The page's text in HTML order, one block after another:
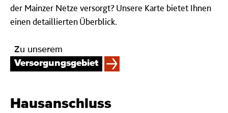
der Mainzer Netze versorgt? Unsere Karte bietet Ihnen
einen detaillierten Überblick.
Zu unserem
Versorgungsgebiet
Haus­anschluss